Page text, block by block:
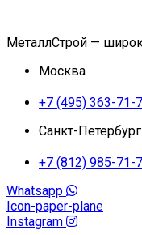
МеталлСтрой —
Москва
+7 (495) 363-71-
Санкт-Петербург
+7 (812) 985-71-
Whatsapp
Icon-paper-plane
Instagram